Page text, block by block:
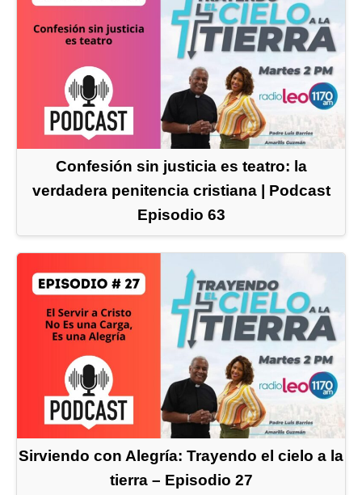
Confesión sin justicia es teatro: la
verdadera penitencia cristiana | Podcast
Episodio 63
Sirviendo con Alegría: Trayendo el cielo a la
tierra – Episodio 27